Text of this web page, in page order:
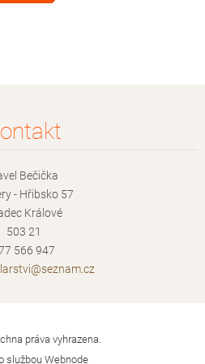
Bečička
- Hřibsko 57
Králové
503 21
566 947
@seznam.cz
práva vyhrazena.
službou Webnode